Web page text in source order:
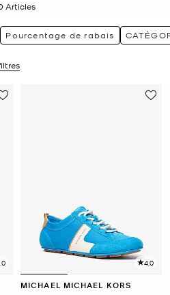
Articles
Pourcentage de rabais
4.0
MICHAEL MICHAEL KORS